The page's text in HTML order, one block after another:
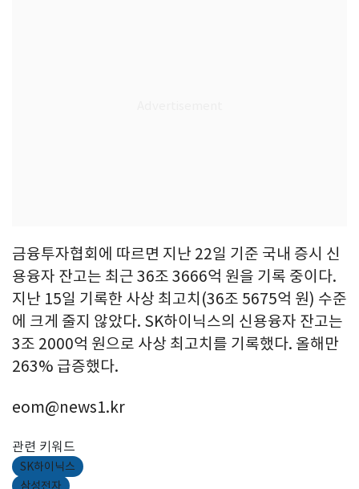
금융투자협회에 따르면 지난 22일 기준 국내 증시 신
용융자 잔고는 최근 36조 3666억 원을 기록 중이다.
지난 15일 기록한 사상 최고치(36조 5675억 원) 수준
에 크게 줄지 않았다. SK하이닉스의 신용융자 잔고는
3조 2000억 원으로 사상 최고치를 기록했다. 올해만
263% 급증했다.
eom@news1.kr
관련 키워드
SK하이닉스
삼성전자